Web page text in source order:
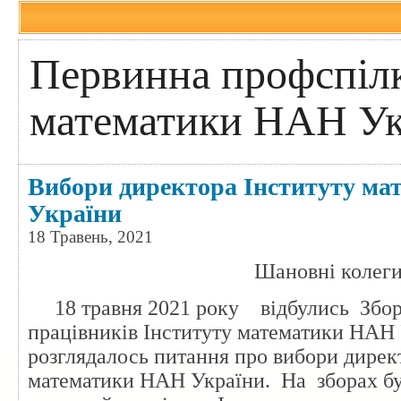
Первинна
математики НАН
Вибори директора Інституту
України
18 Травень, 2021
Шановні
18 травня 2021 року відбулись
працівників Інституту математики
розглядалось питання про вибори
математики НАН України. На зборах